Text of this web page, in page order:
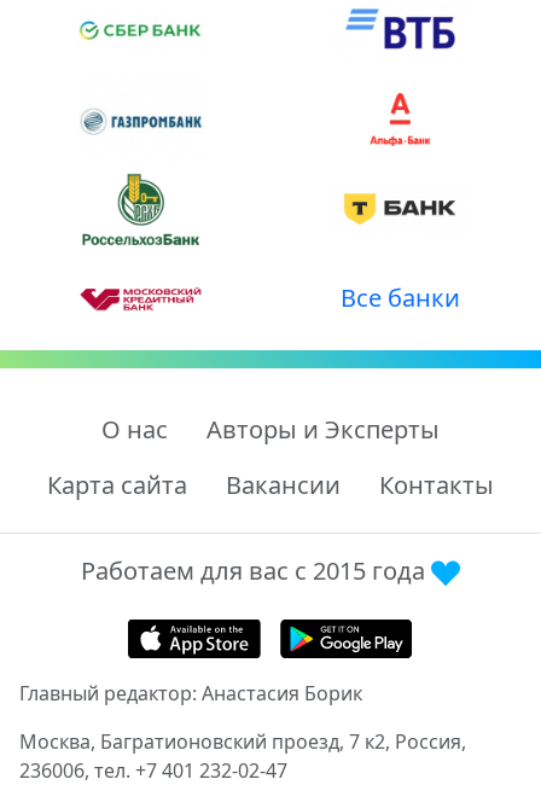
Все банки
О нас
Авторы и Эксперты
Карта сайта
Вакансии Контакты
Работаем для вас с 2015 года
Главный редактор: Анастасия Борик
Москва, Багратионовский проезд, 7 к2, Россия,
236006, тел. +7 401 232-02-47